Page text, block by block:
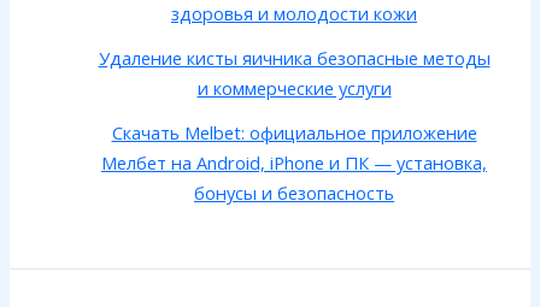
здоровья и молодости кожи
Удаление кисты яичника безопасные методы
и коммерческие услуги
Скачать Melbet: официальное приложение
Мелбет на Android, iPhone и ПК — установка,
бонусы и безопасность